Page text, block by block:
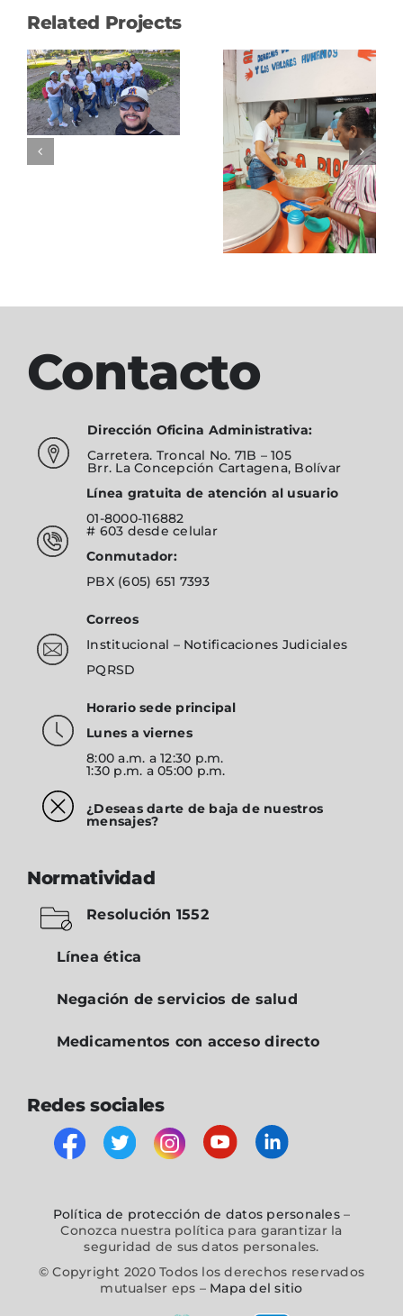
Related Projects
Apoyo a
Donación
de
mobiliario
Contacto
Dirección Oficina Administrativa:
Carretera. Troncal No. 71B – 105
Brr. La Concepción Cartagena, Bolívar
Línea gratuita de atención al usuario
01-8000-116882
# 603 desde celular
Conmutador:
PBX (605) 651 7393
Correos
Institucional – Notificaciones Judiciales
PQRSD
Horario sede principal
Lunes a viernes
8:00 a.m. a 12:30 p.m.
1:30 p.m. a 05:00 p.m.
¿Deseas darte de baja de nuestros
mensajes?
Normatividad
Resolución 1552
Línea ética
Negación de servicios de salud
Medicamentos con acceso directo
Redes sociales
Política de protección de datos personales–
Conozca nuestra política para garantizar la
seguridad de sus datos personales.
© Copyright 2020 Todos los derechos reservados
mutualser eps – Mapa del sitio